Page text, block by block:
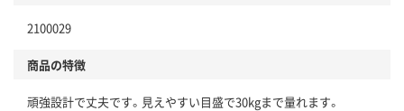
2100029
商品の特徴
頑強設計で丈夫です。見えやすい目盛で30kgまで量れます。